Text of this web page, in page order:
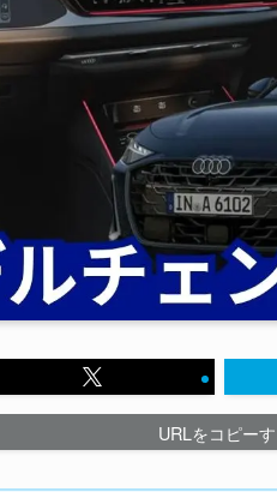
URLをコピー